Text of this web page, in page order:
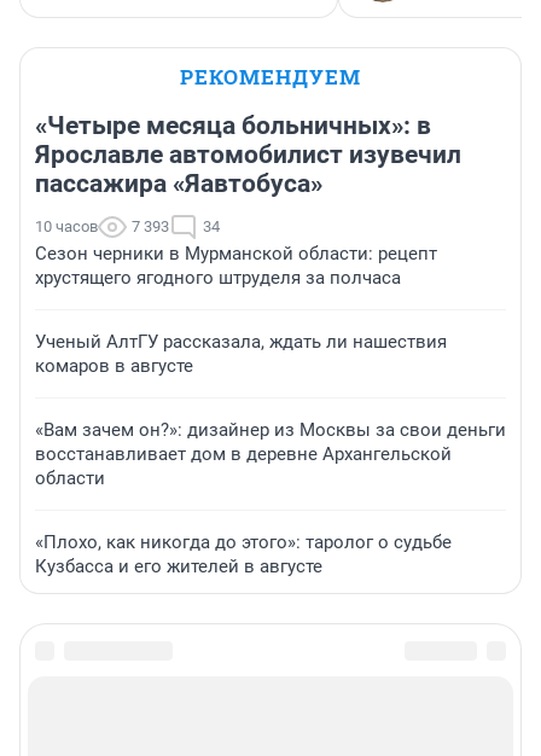
РЕКОМЕНДУЕМ
«Четыре месяца больничных»: в
Ярославле автомобилист изувечил
пассажира «Яавтобуса»
10 часов 7 393 34
Сезон черники в Мурманской области: рецепт
хрустящего ягодного штруделя за полчаса
Ученый АлтГУ рассказала, ждать ли нашествия
комаров в августе
«Вам зачем он?»: дизайнер из Москвы за свои деньги
восстанавливает дом в деревне Архангельской
области
«Плохо, как никогда до этого»: таролог о судьбе
Кузбасса и его жителей в августе